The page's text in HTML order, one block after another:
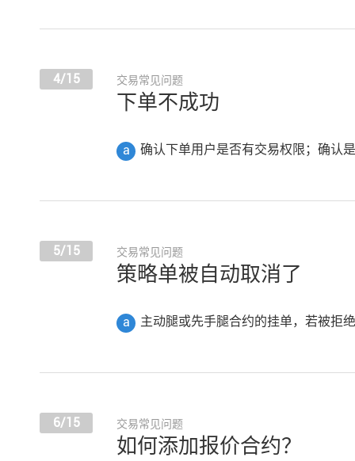
4/15 交易常见问题
下单不成功
a 确认下单用户是否有交易权限；确认
5/15 交易常见问题
策略单被自动取消了
a 主动腿或先手腿合约的挂单，若被拒
6/15 交易常见问题
如何添加报价合约？